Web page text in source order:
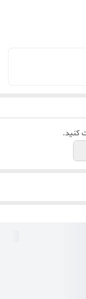
کنید.